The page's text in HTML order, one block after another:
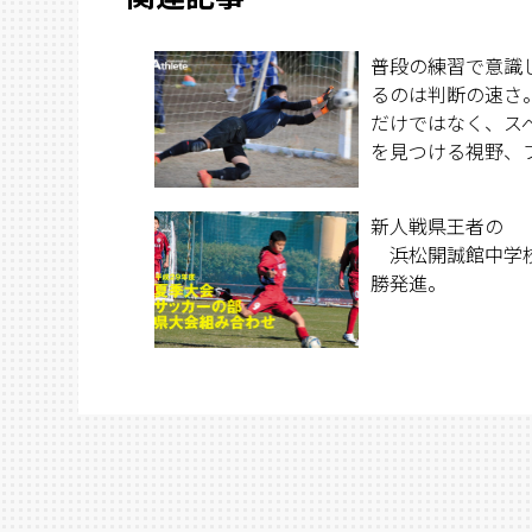
普段の練習で意識
るのは判断の速さ
だけではなく、ス
を見つける視野、
も同じサッカーが
ための素地を築く
新人戦県王者の
浜松開誠館中学
勝発進。